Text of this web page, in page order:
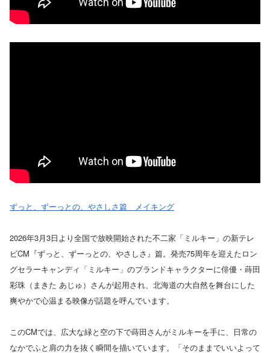
ずっと、ずーっとの、やさしさ篇 メイキング
2026年3月3日より全国で放映開始された不二家「ミルキー」の新テレ
ビCM『ずっと、ずーっとの、やさしさ』篇。発売75周年を迎えたロン
グセラーキャンディ「ミルキー」のブランドキャラクターに俳優・蒔田
彩珠（まきた あじゅ）さんが起用され、北海道の大自然を舞台にした
爽やかで心温まる映像が話題を呼んでいます。
このCMでは、広大な緑と空の下で蒔田さんがミルキーを手に、日常の
なかでふと肩の力を抜く瞬間を描いています。「そのままでいいよって